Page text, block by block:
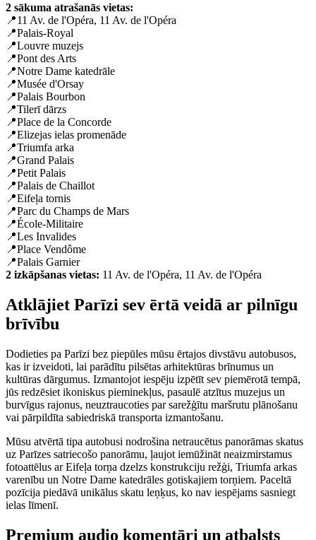
2 sākuma atrašanās vietas:
📍11 Av. de l'Opéra, 11 Av. de l'Opéra
📍Palais-Royal
📍Louvre muzejs
📍Pont des Arts
📍Notre Dame katedrāle
📍Musée d'Orsay
📍Palais Bourbon
📍Tilerī dārzs
📍Place de la Concorde
📍Elizejas ielas promenāde
📍Triumfa arka
📍Grand Palais
📍Petit Palais
📍Palais de Chaillot
📍Eifeļa tornis
📍Parc du Champs de Mars
📍École-Militaire
📍Les Invalides
📍Place Vendôme
📍Palais Garnier
2 izkāpšanas vietas: 11 Av. de l'Opéra, 11 Av. de l'Opéra
Atklājiet Parīzi sev ērtā veidā ar pilnīgu
brīvību
Dodieties pa Parīzi bez piepūles mūsu ērtajos divstāvu autobusos,
kas ir izveidoti, lai parādītu pilsētas arhitektūras brīnumus un
kultūras dārgumus. Izmantojot iespēju izpētīt sev piemērotā tempā,
jūs redzēsiet ikoniskus pieminekļus, pasaulē atzītus muzejus un
burvīgus rajonus, neuztraucoties par sarežģītu maršrutu plānošanu
vai pārpildīta sabiedriskā transporta izmantošanu.
Mūsu atvērtā tipa autobusi nodrošina netraucētus panorāmas skatus
uz Parīzes satriecošo panorāmu, ļaujot iemūžināt neaizmirstamus
fotoattēlus ar Eifeļa torņa dzelzs konstrukciju režģi, Triumfa arkas
varenību un Notre Dame katedrāles gotiskajiem torņiem. Paceltā
pozīcija piedāvā unikālus skatu leņķus, ko nav iespējams sasniegt
ielas līmenī.
Premium audio komentāri un atbalsts